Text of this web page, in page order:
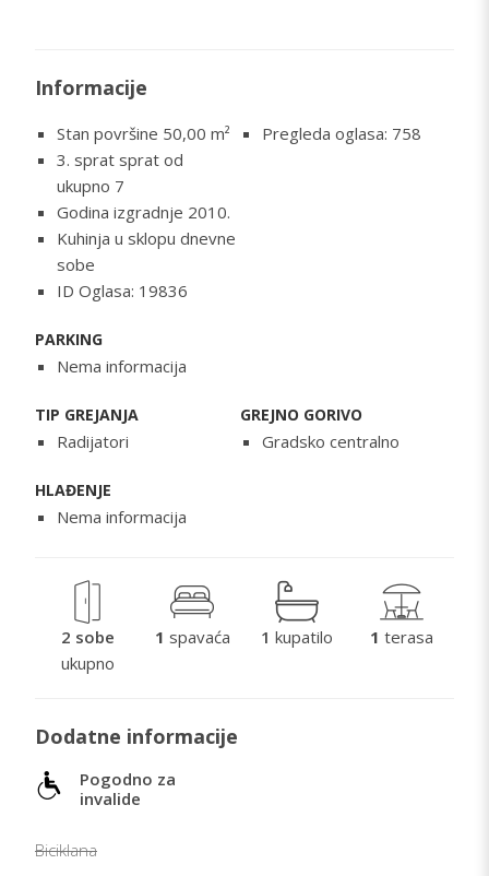
Informacije
Stan površine 50,00 m²
3. sprat sprat od
ukupno 7
Godina izgradnje 2010.
Kuhinja u sklopu dnevne
sobe
Pregleda oglasa: 758
ID Oglasa: 19836
PARKING
Nema informacija
TIP GREJANJA
Radijatori
GREJNO GORIVO
Gradsko centralno
HLAĐENJE
Nema informacija
2 sobe
ukupno
1 spavaća 1 kupatilo 1 terasa
Dodatne informacije
Pogodno za
invalide
Biciklana